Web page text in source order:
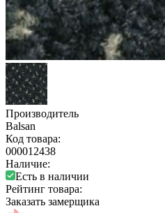
Производитель
Balsan
Код товара:
000012438
Наличие:
Есть в наличии
Рейтинг товара:
Заказать замерщика